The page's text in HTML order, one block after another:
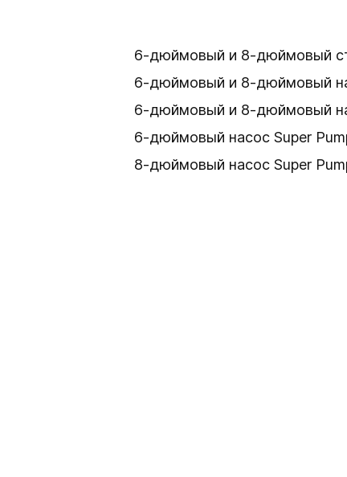
6-дюймовый и 8-дюймовый
6-дюймовый и 8-дюймовый
6-дюймовый и 8-дюймовый
6-дюймовый насос Super
8-дюймовый насос Super